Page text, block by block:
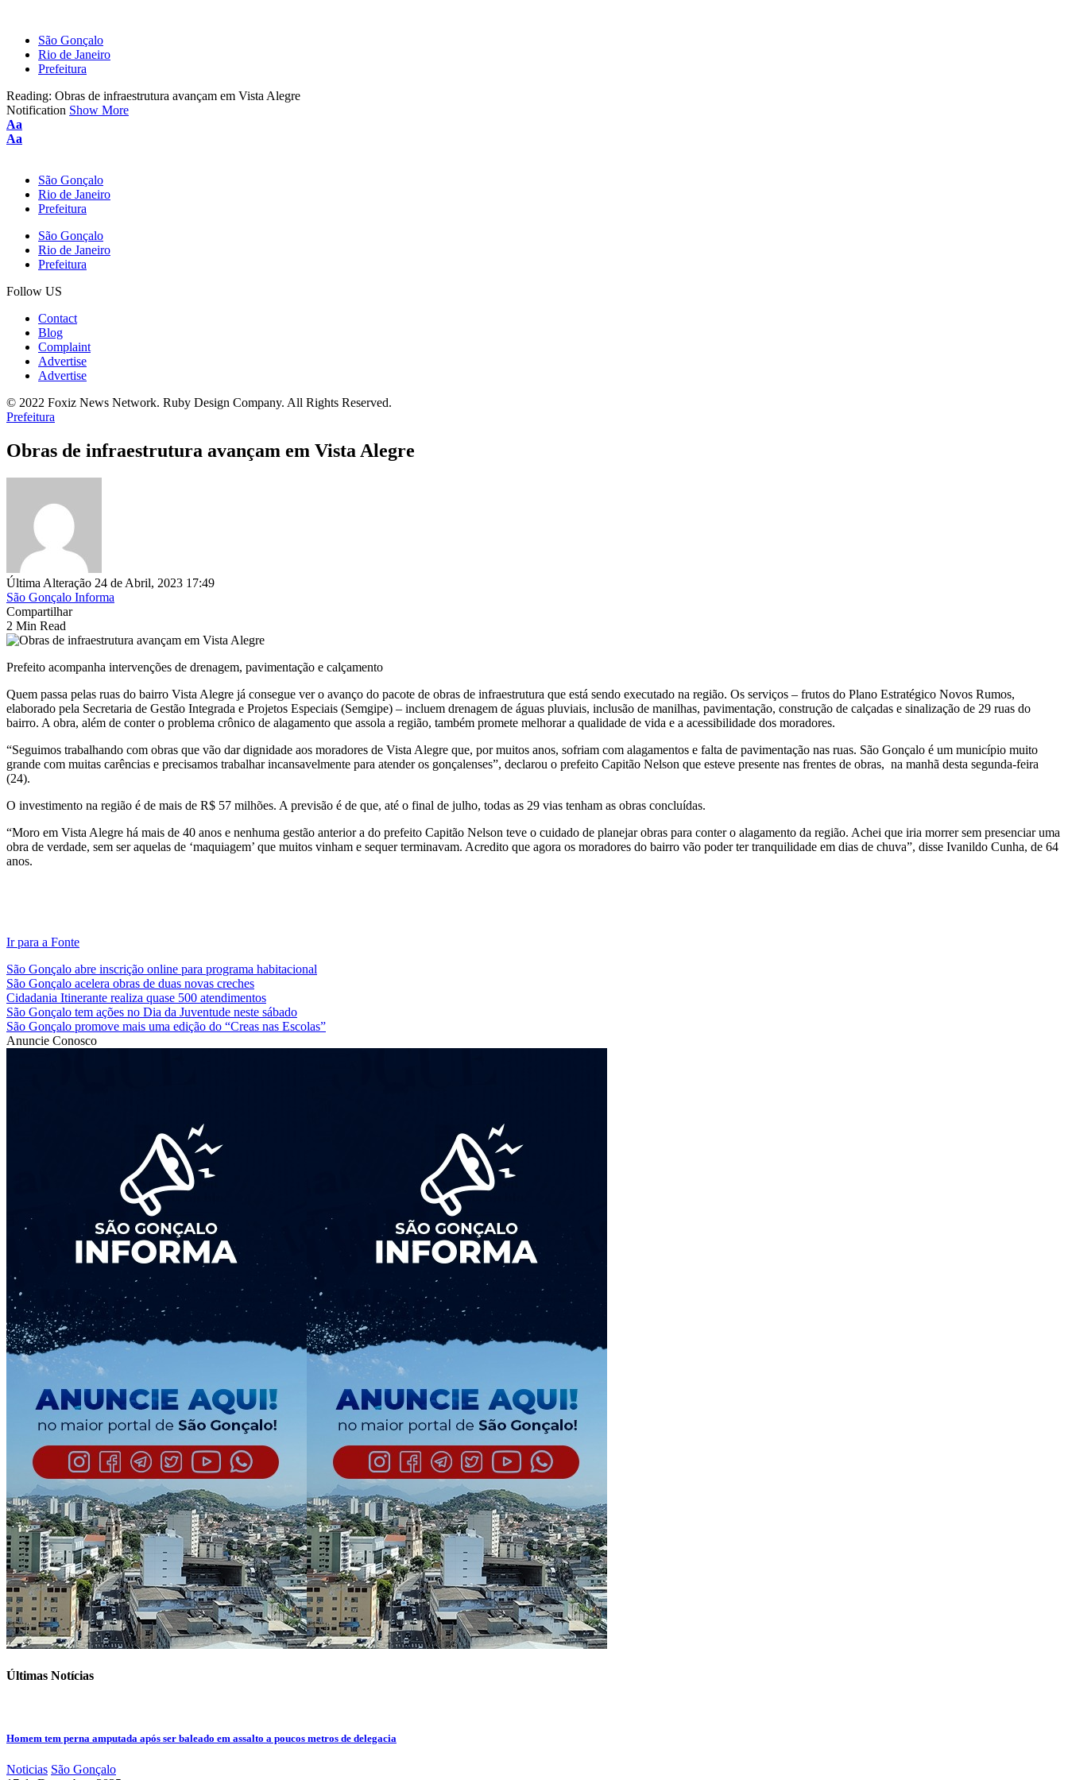
São Gonçalo
Rio de Janeiro
Prefeitura
Reading: Obras de infraestrutura avançam em Vista Alegre
Notification Show More
Font
Resizer
Aa
Font
Aa
São Gonçalo
Rio de Janeiro
Prefeitura
São Gonçalo
Rio de Janeiro
Prefeitura
Follow US
Contact
Blog
Complaint
Advertise
Advertise
© 2022 Foxiz News Network. Ruby Design Company. All Rights Reserved.
Prefeitura
Obras de infraestrutura avançam em Vista Alegre
Última Alteração 24 de Abril, 2023 17:49
São Gonçalo Informa
Compartilhar
2 Min Read
Prefeito acompanha intervenções de drenagem, pavimentação e calçamento
Quem passa pelas ruas do bairro Vista Alegre já consegue ver o avanço do pacote de obras de infraestrutura que está sendo executado na região. Os serviços – frutos do Plano Estratégico Novos Rumos,
elaborado pela Secretaria de Gestão Integrada e Projetos Especiais (Semgipe) – incluem drenagem de águas pluviais, inclusão de manilhas, pavimentação, construção de calçadas e sinalização de 29 ruas do
bairro. A obra, além de conter o problema crônico de alagamento que assola a região, também promete melhorar a qualidade de vida e a acessibilidade dos moradores.
“Seguimos trabalhando com obras que vão dar dignidade aos moradores de Vista Alegre que, por muitos anos, sofriam com alagamentos e falta de pavimentação nas ruas. São Gonçalo é um município muito
grande com muitas carências e precisamos trabalhar incansavelmente para atender os gonçalenses”, declarou o prefeito Capitão Nelson que esteve presente nas frentes de obras, na manhã desta segunda-feira
(24).
O investimento na região é de mais de R$ 57 milhões. A previsão é de que, até o final de julho, todas as 29 vias tenham as obras concluídas.
“Moro em Vista Alegre há mais de 40 anos e nenhuma gestão anterior a do prefeito Capitão Nelson teve o cuidado de planejar obras para conter o alagamento da região. Achei que iria morrer sem presenciar uma
obra de verdade, sem ser aquelas de ‘maquiagem’ que muitos vinham e sequer terminavam. Acredito que agora os moradores do bairro vão poder ter tranquilidade em dias de chuva”, disse Ivanildo Cunha, de 64
anos.
Ir para a Fonte
São Gonçalo abre inscrição online para programa habitacional
São Gonçalo acelera obras de duas novas creches
Cidadania Itinerante realiza quase 500 atendimentos
São Gonçalo tem ações no Dia da Juventude neste sábado
São Gonçalo promove mais uma edição do “Creas nas Escolas”
Anuncie Conosco
Últimas Notícias
Homem tem perna amputada após ser baleado em assalto a poucos metros de delegacia
Noticias São Gonçalo